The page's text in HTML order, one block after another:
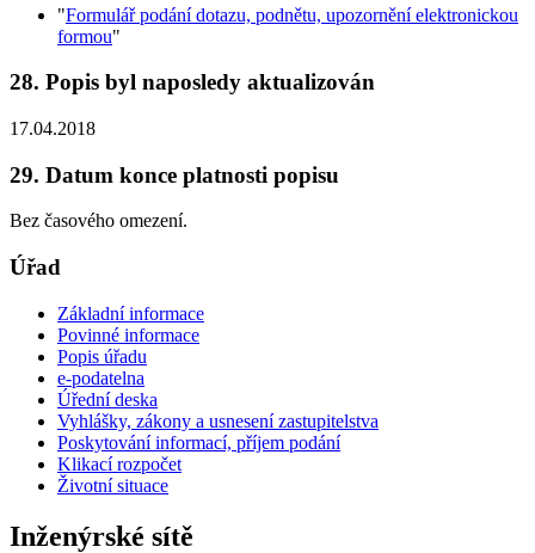
"Formulář podání dotazu, podnětu, upozornění elektronickou
formou"
28. Popis byl naposledy aktualizován
17.04.2018
29. Datum konce platnosti popisu
Bez časového omezení.
Úřad
Základní informace
Povinné informace
Popis úřadu
e-podatelna
Úřední deska
Vyhlášky, zákony a usnesení zastupitelstva
Poskytování informací, příjem podání
Klikací rozpočet
Životní situace
Inženýrské sítě